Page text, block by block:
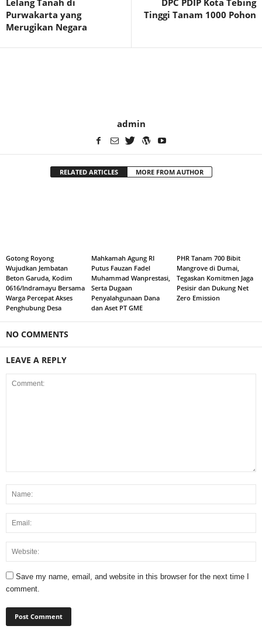
Purwakarta yang
Merugikan Negara
Tinggi Tanam 1000 Pohon
admin
RELATED ARTICLES MORE FROM AUTHOR
Gotong Royong
Wujudkan Jembatan
Beton Garuda, Kodim
0616/Indramayu Bersama
Warga Percepat Akses
Penghubung Desa
Mahkamah Agung RI
Putus Fauzan Fadel
Muhammad Wanprestasi,
Serta Dugaan
Penyalahgunaan Dana
dan Aset PT GME
PHR Tanam 700 Bibit
Mangrove di Dumai,
Tegaskan Komitmen Jaga
Pesisir dan Dukung Net
Zero Emission
NO COMMENTS
LEAVE A REPLY
Save my name, email, and website in this browser for the next time I
comment.